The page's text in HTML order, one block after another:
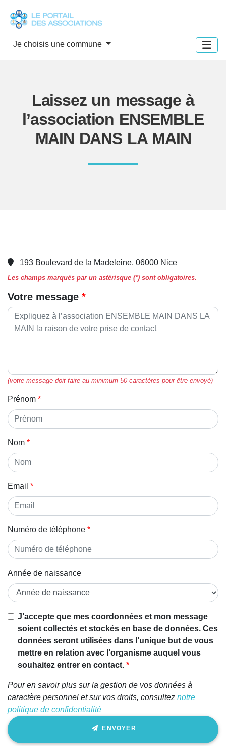
Je choisis une commune
Laissez un message à
l’association ENSEMBLE
MAIN DANS LA MAIN
193 Boulevard de la Madeleine, 06000 Nice
Les champs marqués par un astérisque (*) sont obligatoires.
Votre message
(votre message doit faire au minimum 50 caractères pour être envoyé)
Prénom
Nom
Email
Numéro de téléphone
Année de naissance
J’accepte que mes coordonnées et mon message
soient collectés et stockés en base de données. Ces
données seront utilisées dans l’unique but de vous
mettre en relation avec l’organisme auquel vous
souhaitez entrer en contact.
Pour en savoir plus sur la gestion de vos données à
caractère personnel et sur vos droits, consultez notre
politique de confidentialité
ENVOYER